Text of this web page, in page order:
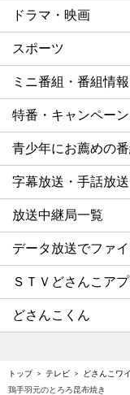
ドラマ・映画
スポーツ
ミニ番組・番組情報
特番・キャンペーン
青少年にお薦めの番
字幕放送・手話放
放送中継局一覧
データ放送でファ
ＳＴＶどさんこアプ
どさんこくん
トップ テレビ どさんこワ
鶏手羽元のとろろ昆布焼き